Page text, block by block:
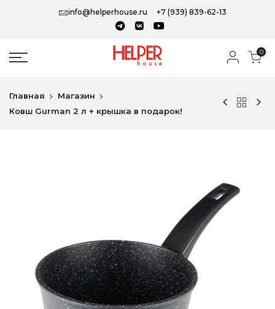
info@helperhouse.ru +7 (939) 839-62-13
0
Главная
Магазин
Ковш Gurman 2 л + крышка в подарок!